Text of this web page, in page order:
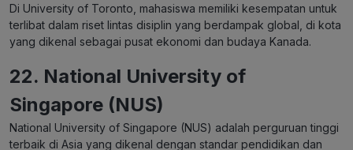
Di University of Toronto, mahasiswa memiliki kesempatan untuk
terlibat dalam riset lintas disiplin yang berdampak global, di kota
yang dikenal sebagai pusat ekonomi dan budaya Kanada.
22. National University of
Singapore (NUS)
National University of Singapore (NUS) adalah perguruan tinggi
terbaik di Asia yang dikenal dengan standar pendidikan dan